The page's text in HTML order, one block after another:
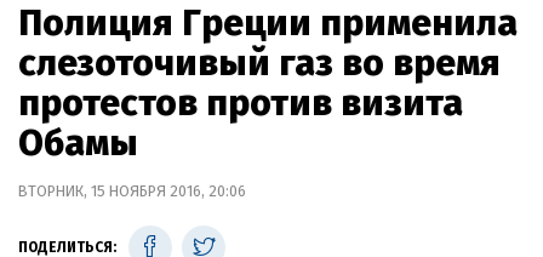
Полиция Греции применила
слезоточивый газ во время
протестов против визита
Обамы
ВТОРНИК, 15 НОЯБРЯ 2016, 20:06
ПОДЕЛИТЬСЯ: